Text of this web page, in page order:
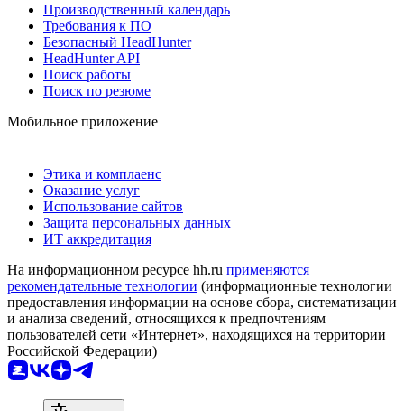
Производственный календарь
Требования к ПО
Безопасный HeadHunter
HeadHunter API
Поиск работы
Поиск по резюме
Мобильное приложение
Этика и комплаенс
Оказание услуг
Использование сайтов
Защита персональных данных
ИТ аккредитация
На информационном ресурсе hh.ru применяются
рекомендательные технологии (информационные технологии
предоставления информации на основе сбора, систематизации
и анализа сведений, относящихся к предпочтениям
пользователей сети «Интернет», находящихся на территории
Российской Федерации)